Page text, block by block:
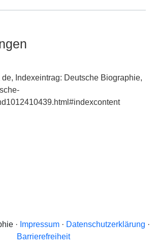
de, Indexeintrag: Deutsche Biographie,
· Impressum· Datenschutzerklärung ·
Barrierefreiheit